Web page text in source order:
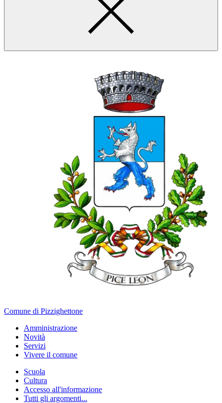
Comune di Pizzighettone
Amministrazione
Novità
Servizi
Vivere il comune
Scuola
Cultura
Accesso all'informazione
Tutti gli argomenti...